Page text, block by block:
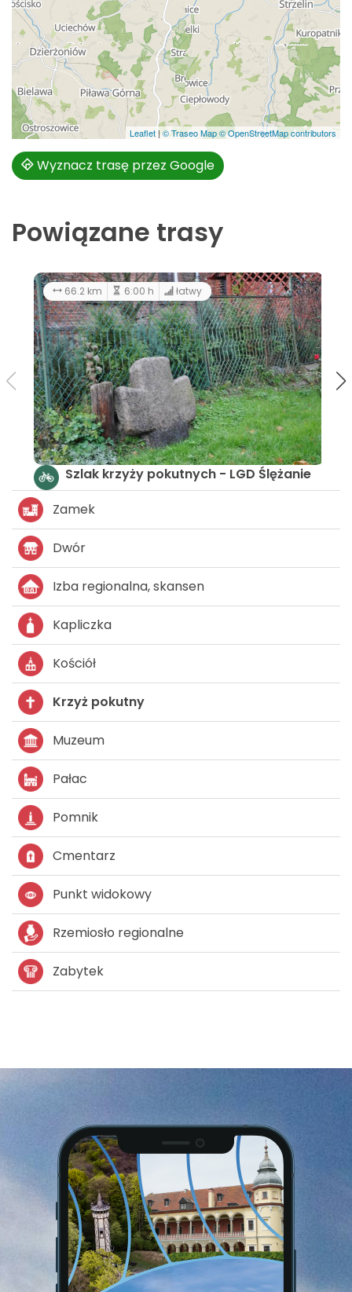
Leaflet| © Traseo Map© OpenStreetMap contributors
Wyznacz trasę przez Google
Powiązane trasy
213 km 11:00 h
Średniowiecznym traktem
Zamek
Dwór
Izba regionalna, skansen
Kapliczka
Kościół
Krzyż pokutny
Muzeum
Pałac
Pomnik
Cmentarz
Punkt widokowy
Rzemiosło regionalne
Zabytek